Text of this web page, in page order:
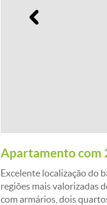
Apartamento com
Excelente localização do
regiões mais valorizadas
com armários, dois